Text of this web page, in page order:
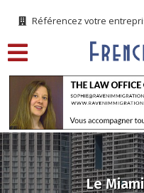
Référencez votre
Le